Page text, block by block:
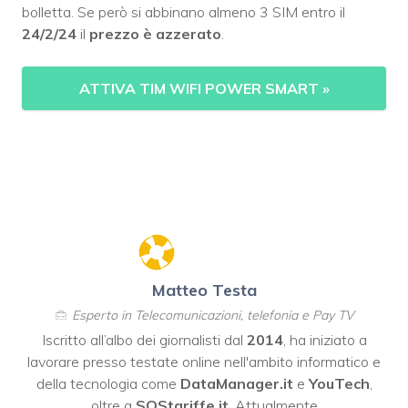
bolletta. Se però si abbinano almeno 3 SIM entro il
24/2/24 il prezzo è azzerato
ATTIVA TIM WIFI POWER SMART »
Matteo Testa
Esperto in Telecomunicazioni, telefonia e Pay TV
Iscritto all’albo dei giornalisti dal 2014, ha iniziato a
lavorare presso testate online nell'ambito informatico e
della tecnologia come DataManager.it eYouTech